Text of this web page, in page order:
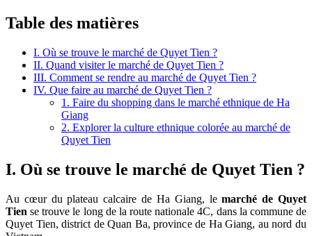
Table des matières
I. Où se trouve le marché de Quyet Tien ?
II. Quand visiter le marché de Quyet Tien ?
III. Comment se rendre au marché de Quyet Tien ?
IV. Que faire au marché de Quyet Tien ?
1. Faire du shopping dans le marché ethnique de Ha
Giang
2. Explorer la culture ethnique colorée au marché de
Quyet Tien
I. Où se trouve le marché de Quyet Tien ?
Au cœur du plateau calcaire de Ha Giang, lemarché de Quyet
Tien se trouve le long de la route nationale 4C, dans la commune de
Quyet Tien, district de Quan Ba, province de Ha Giang, au nord du